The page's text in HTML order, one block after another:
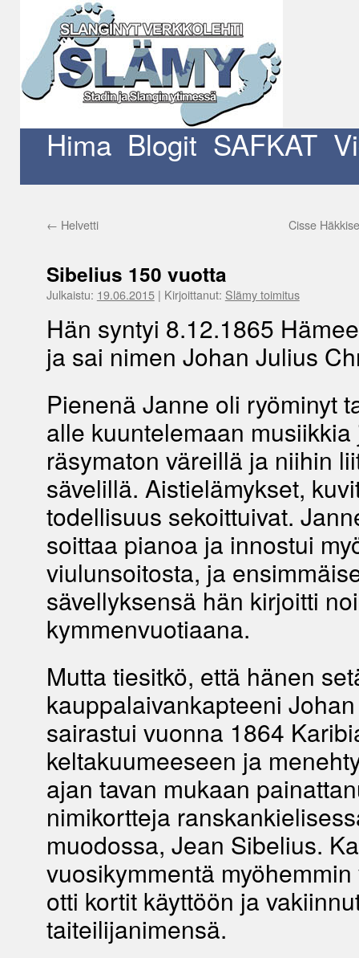
Hima Blogit SAFKAT
← Helvetti Cisse
Sibelius 150 vuotta
Julkaistu: 19.06.2015| Kirjoittanut: Slämy toimitus
Hän syntyi 8.12.1865
ja sai nimen Johan Julius
Pienenä Janne oli ryöminyt
alle kuuntelemaan
räsymaton väreillä ja niihin
sävelillä. Aistielämykset,
todellisuus sekoittuivat.
soittaa pianoa ja innostui
viulunsoitosta, ja
sävellyksensä hän kirjoitti
kymmenvuotiaana.
Mutta tiesitkö, että hänen
kauppalaivankapteeni
sairastui vuonna 1864
keltakuumeeseen ja
ajan tavan mukaan
nimikortteja
muodossa, Jean Sibelius.
vuosikymmentä
otti kortit käyttöön ja
taiteilijanimensä.